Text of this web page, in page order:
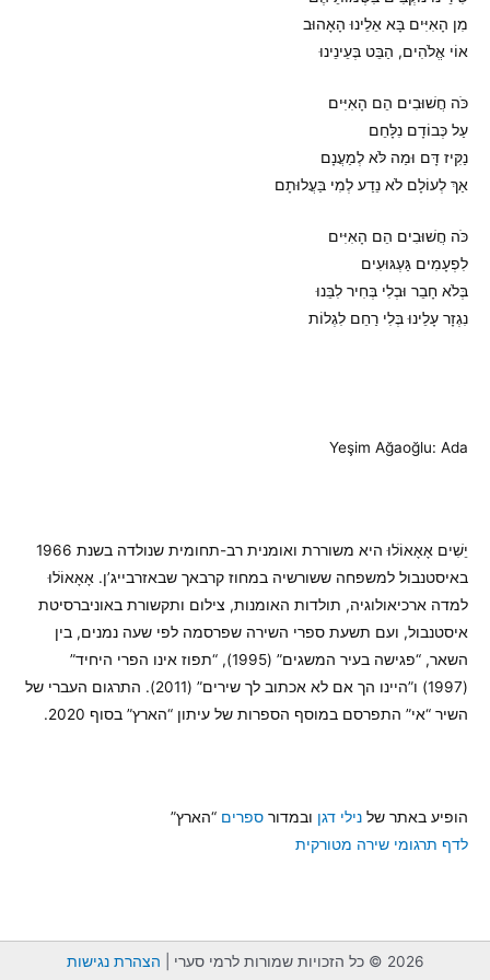
מִן הָאִיִּים בָּא אֵלֵינוּ הָאָהוּב
אוֹי אֱלֹהִים, הַבֵּט בְּעֵינֵינוּ
כֹּה חֲשׁוּבִים הֵם הָאִיִּים
עַל כְּבוֹדָם נִלָּחֵם
נַקִּיז דָּם וּמַה לֹּא לְמַעֲנָם
אַךְ לְעוֹלָם לֹא נֵדַע לְמִי בַּעֲלוּתָם
כֹּה חֲשׁוּבִים הֵם הָאִיִּים
לִפְעָמִים גַּעְגּוּעִים
בְּלֹא חָבֵר וּבְלִי בְּחִיר לִבֵּנוּ
נִגְזָר עָלֵינוּ בְּלִי רַחֵם לִגְלוֹת
Yeşim Ağaoğlu: Ada
יֵשִׁים אָאָאוֹֹלוּ היא משוררת ואומנית רב-תחומית שנולדה בשנת 1966
באיסטנבול למשפחה ששורשיה במחוז קרבאך שבאזרבייג’ן. אָאָאוֹֹלוּ
למדה ארכיאולוגיה, תולדות האומנות, צילום ותקשורת באוניברסיטת
איסטנבול, ועם תשעת ספרי השירה שפרסמה לפי שעה נמנים, בין
השאר, “פגישה בעיר המשגים” (1995), “תפוז אינו הפרי היחיד”
(1997) ו”היינו הך אם לא אכתוב לך שירים” (2011). התרגום העברי של
השיר “אי” התפרסם במוסף הספרות של עיתון “הארץ” בסוף 2020.
הופיע באתר של נילי דגן ובמדור ספרים “הארץ”
לדף תרגומי שירה מטורקית
2026 © כל הזכויות שמורות לרמי סערי | הצהרת נגישות